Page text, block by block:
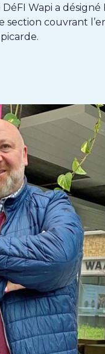
Wapi a désigné
couvrant
sur Twitter